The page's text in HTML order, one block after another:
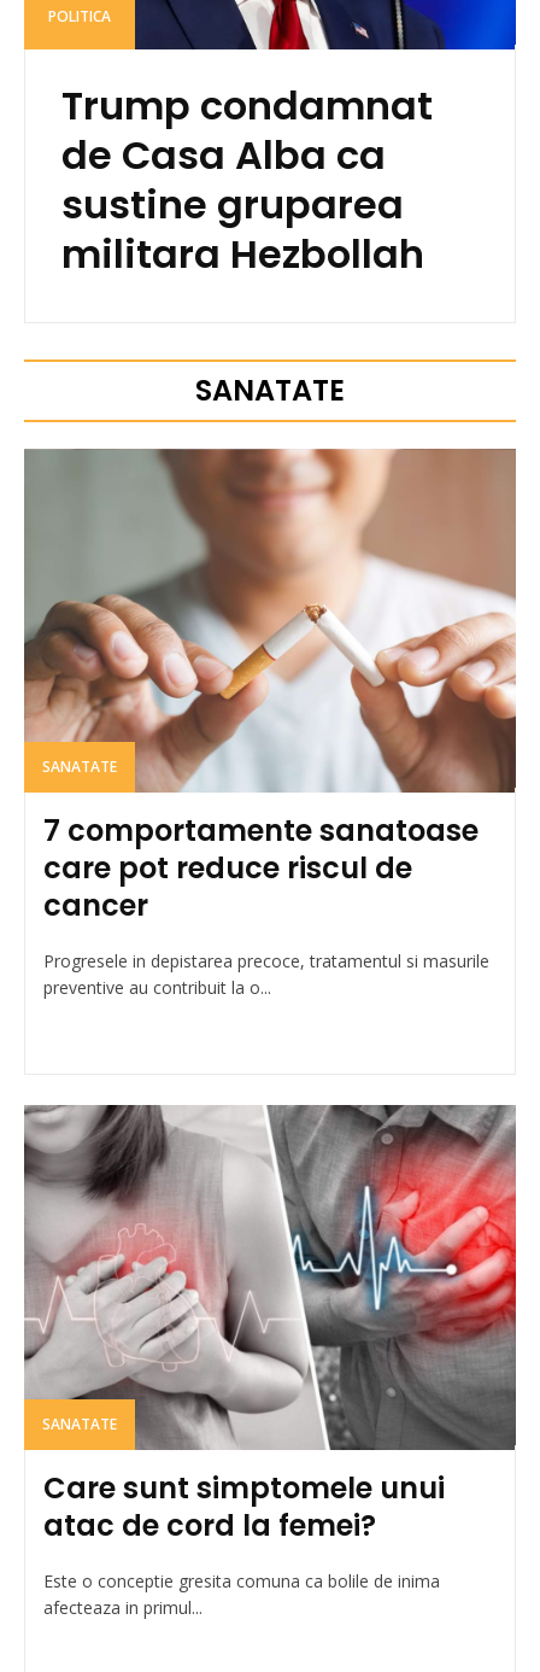
POLITICA
Trump condamnat
de Casa Alba ca
sustine gruparea
militara Hezbollah
SANATATE
SANATATE
7 comportamente sanatoase
care pot reduce riscul de
cancer
Progresele in depistarea precoce, tratamentul si masurile
preventive au contribuit la o...
SANATATE
Care sunt simptomele unui
atac de cord la femei?
Este o conceptie gresita comuna ca bolile de inima
afecteaza in primul...